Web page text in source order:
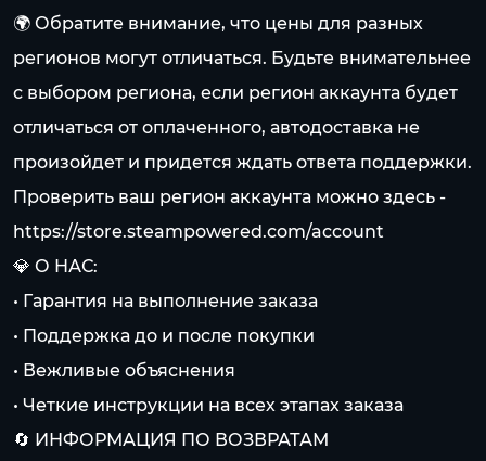
🌍 Обратите внимание, что цены для разных
регионов могут отличаться. Будьте внимательнее
с выбором региона, если регион аккаунта будет
отличаться от оплаченного, автодоставка не
произойдет и придется ждать ответа поддержки.
Проверить ваш регион аккаунта можно здесь -
https://store.steampowered.com/account
💎 О НАС:
• Гарантия на выполнение заказа
• Поддержка до и после покупки
• Вежливые объяснения
• Четкие инструкции на всех этапах заказа
🔄 ИНФОРМАЦИЯ ПО ВОЗВРАТАМ